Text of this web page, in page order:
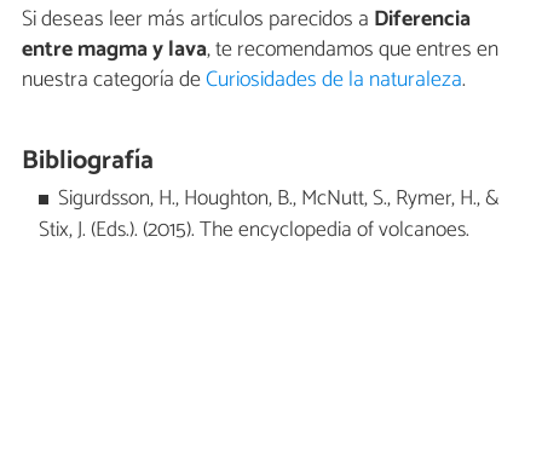
Si deseas leer más artículos parecidos a Diferencia
entre magma y lava, te recomendamos que entres en
nuestra categoría deCuriosidades de la naturaleza.
Bibliografía
Sigurdsson, H., Houghton, B., McNutt, S., Rymer, H., &
Stix, J. (Eds.). (2015). The encyclopedia of volcanoes.